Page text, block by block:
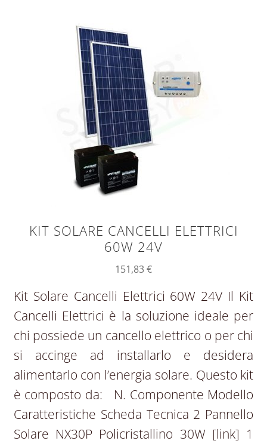
KIT SOLARE CANCELLI ELETTRICI
60W 24V
151,83€
Kit Solare Cancelli Elettrici 60W 24V Il Kit
Cancelli Elettrici è la soluzione ideale per
chi possiede un cancello elettrico o per chi
si accinge ad installarlo e desidera
alimentarlo con l’energia solare. Questo kit
è composto da: N. Componente Modello
Caratteristiche Scheda Tecnica 2 Pannello
Solare NX30P Policristallino 30W [link] 1